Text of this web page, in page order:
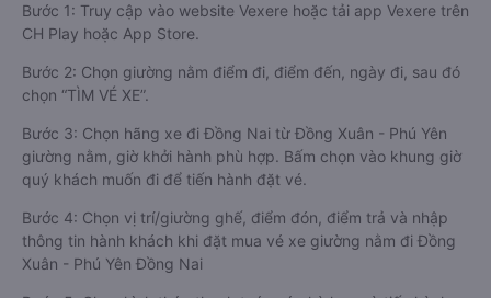
Bước 1: Truy cập vào website Vexere hoặc tải app Vexere trên
CH Play hoặc App Store.
Bước 2: Chọn giường nằm điểm đi, điểm đến, ngày đi, sau đó
chọn “TÌM VÉ XE”.
Bước 3: Chọn hãng xe đi Đồng Nai từ Đồng Xuân - Phú Yên
giường nằm, giờ khởi hành phù hợp. Bấm chọn vào khung giờ
quý khách muốn đi để tiến hành đặt vé.
Bước 4: Chọn vị trí/giường ghế, điểm đón, điểm trả và nhập
thông tin hành khách khi đặt mua vé xe giường nằm đi Đồng
Xuân - Phú Yên Đồng Nai